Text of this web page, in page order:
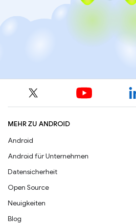
MEHR ZU ANDROID
Android
Android für Unternehmen
Datensicherheit
Open Source
Neuigkeiten
Blog